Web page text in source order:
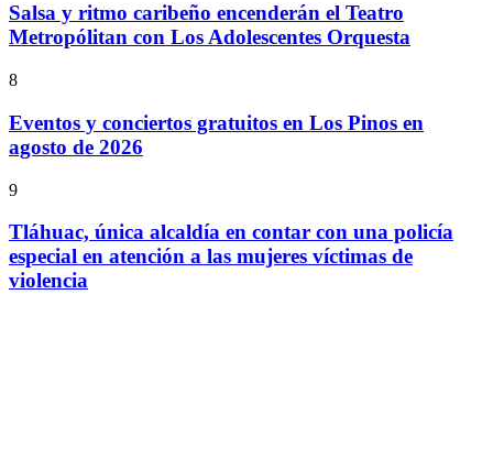
Salsa y ritmo caribeño encenderán el Teatro
Metropólitan con Los Adolescentes Orquesta
8
Eventos y conciertos gratuitos en Los Pinos en
agosto de 2026
9
Tláhuac, única alcaldía en contar con una policía
especial en atención a las mujeres víctimas de
violencia